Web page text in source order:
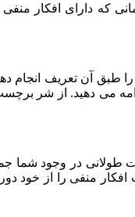
که دارای افکار
آن تعریف انجام
می دهید. از شر
در وجود شما
منفی را از خود